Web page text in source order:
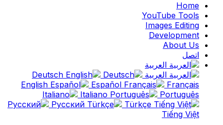
Home
YouTube Tools
Images Editing
Development
About Us
اتصل
العربية
العربية
English
Español
Français
Italiano
Português
Русский
Türkçe
Tiếng Việt